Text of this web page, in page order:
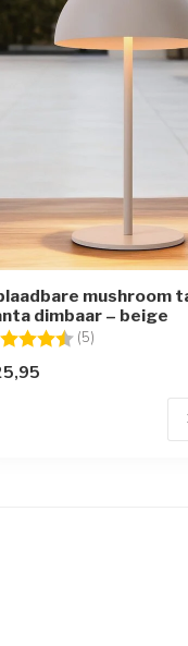
mushroom
dimbaar – beige
(5)